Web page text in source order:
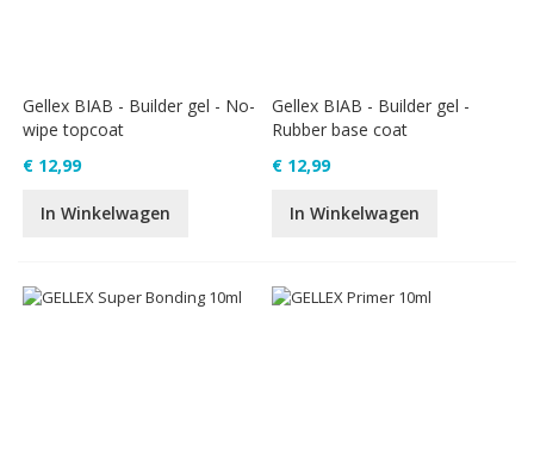
Gellex BIAB - Builder gel - No-
wipe topcoat
€ 12,99
In Winkelwagen
Gellex BIAB - Builder gel -
Rubber base coat
€ 12,99
In Winkelwagen